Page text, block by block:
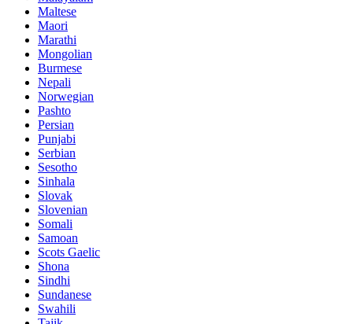
Maltese
Maori
Marathi
Mongolian
Burmese
Nepali
Norwegian
Pashto
Persian
Punjabi
Serbian
Sesotho
Sinhala
Slovak
Slovenian
Somali
Samoan
Scots Gaelic
Shona
Sindhi
Sundanese
Swahili